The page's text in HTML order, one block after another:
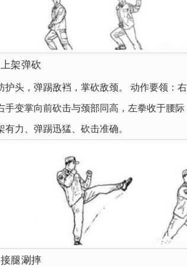
架弹砍
护头，弹踢敌裆，掌砍敌颈。 动作要领：
手变掌向前砍击与颈部同高，左拳收于腰
有力、弹踢迅猛、砍击准确。
腿涮摔